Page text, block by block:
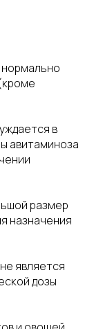
нормально
в
авитаминоза
размер
назначения
является
дозы